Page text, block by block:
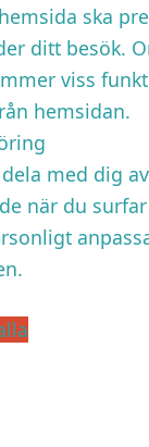
ska
ditt besök.
viss
hemsidan.
med dig
när du